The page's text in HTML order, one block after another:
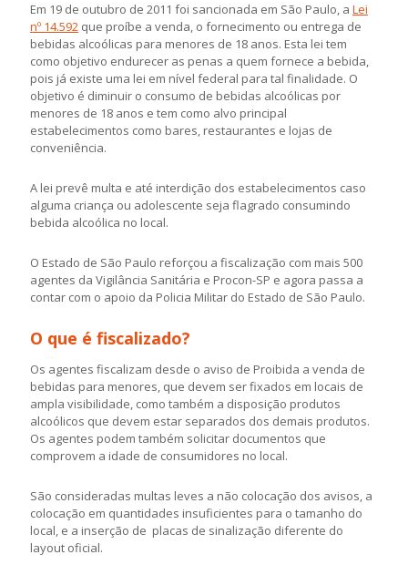
Em 19 de outubro de 2011 foi sancionada em São Paulo, a Lei
nº 14.592 que proíbe a venda, o fornecimento ou entrega de
bebidas alcoólicas para menores de 18 anos. Esta lei tem
como objetivo endurecer as penas a quem fornece a bebida,
pois já existe uma lei em nível federal para tal finalidade. O
objetivo é diminuir o consumo de bebidas alcoólicas por
menores de 18 anos e tem como alvo principal
estabelecimentos como bares, restaurantes e lojas de
conveniência.
A lei prevê multa e até interdição dos estabelecimentos caso
alguma criança ou adolescente seja flagrado consumindo
bebida alcoólica no local.
O Estado de São Paulo reforçou a fiscalização com mais 500
agentes da Vigilância Sanitária e Procon-SP e agora passa a
contar com o apoio da Policia Militar do Estado de São Paulo.
O que é fiscalizado?
Os agentes fiscalizam desde o aviso de Proibida a venda de
bebidas para menores, que devem ser fixados em locais de
ampla visibilidade, como também a disposição produtos
alcoólicos que devem estar separados dos demais produtos.
Os agentes podem também solicitar documentos que
comprovem a idade de consumidores no local.
São consideradas multas leves a não colocação dos avisos, a
colocação em quantidades insuficientes para o tamanho do
local, e a inserção de placas de sinalização diferente do
layout oficial.